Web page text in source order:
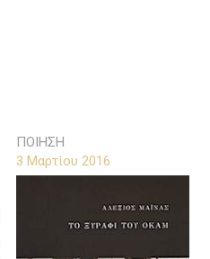
ΠΟΙΗΣΗ
3 Μαρτίου 2016